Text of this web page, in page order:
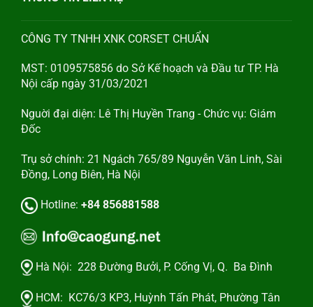
CÔNG TY TNHH XNK CORSET CHUẨN
MST: 0109575856 do Sở Kế hoạch và Đầu tư TP. Hà
Nội cấp ngày 31/03/2021
Nguời đại diện: Lê Thị Huyền Trang - Chức vụ: Giám
Đốc
Trụ sở chính: 21 Ngách 765/89 Nguyễn Văn Linh, Sài
Đồng, Long Biên, Hà Nội
Hotline: +84 856881588
Hà Nội: 228 Đường Bưởi, P. Cống Vị, Q. Ba Đình
HCM: KC76/3 KP3, Huỳnh Tấn Phát, Phường Tân